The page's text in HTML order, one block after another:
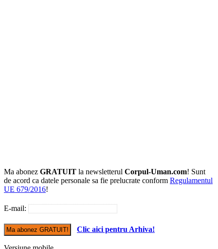
Ma abonez GRATUIT la newsletterul Corpul-Uman.com! Sunt
de acord ca datele personale sa fie prelucrate conform Regulamentul
UE 679/2016!
E-mail:
Clic aici pentru Arhiva!